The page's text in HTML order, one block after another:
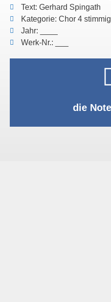
Text: Gerhard Spingath
Kategorie: Chor 4 stimmig
Jahr: ____
Werk-Nr.: ___
die